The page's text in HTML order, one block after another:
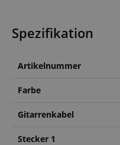
Spezifikation
Artikelnummer
Farbe
Gitarrenkabel
Stecker 1